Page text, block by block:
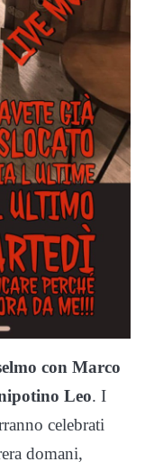
con Marco
Leo. I
celebrati
domani,